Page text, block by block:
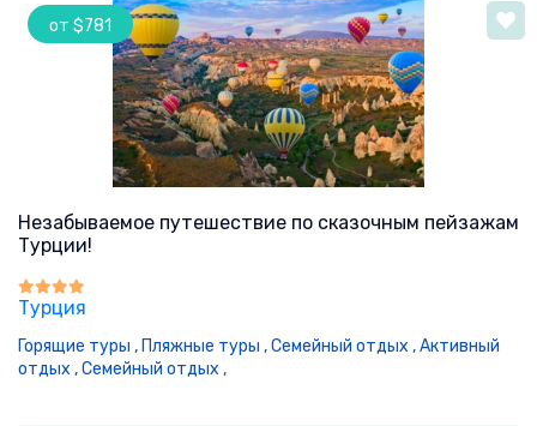
от $781
Незабываемое путешествие по сказочным пейзажам
Турции!
Турция
Горящие туры , Пляжные туры ,Семейный отдых ,Активный
отдых ,Семейный отдых ,